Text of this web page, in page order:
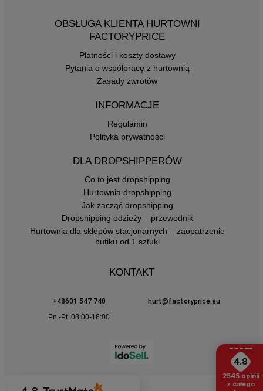
OBSŁUGA KLIENTA HURTOWNI
FACTORYPRICE
Płatności i koszty dostawy
Pytania o współpracę z hurtownią
Zasady zwrotów
INFORMACJE
Regulamin
Polityka prywatności
DLA DROPSHIPPERÓW
Co to jest dropshipping
Hurtownia dropshipping
Jak zacząć dropshipping
Dropshipping odzieży – przewodnik
Hurtownia dla sklepów stacjonarnych – zaopatrzenie
butiku od 1 sztuki
KONTAKT
+48601 547 740
hurt@factoryprice.eu
Pn.-Pt. 08:00-16:00
4.8
2545 opinii
z całego